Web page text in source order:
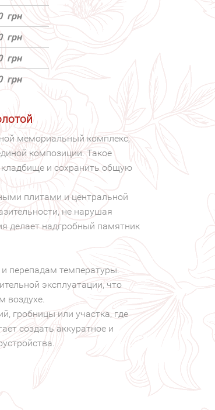
грн
грн
грн
грн
мемориальный комплекс,
композиции. Такое
кладбище и сохранить общую
плитами и центральной
не нарушая
делает надгробный памятник
и перепадам температуры.
эксплуатации, что
воздухе.
гробницы или участка, где
создать аккуратное и